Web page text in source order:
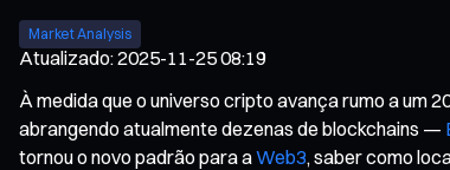
Market Analysis
Atualizado:2025-11-25 08:19
À medida que o universo cripto avança rumo a um
abrangendo atualmente dezenas de blockchains —
tornou o novo padrão para aWeb3, saber como